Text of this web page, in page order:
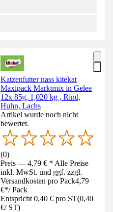
Katzenfutter nass kitekat
Maxipack Marktmix in Gelee
12x 85g, 1,020 kg , Rind,
Huhn, Lachs
Artikel wurde noch nicht
bewertet.
(0)
Preis — 4,79 € * Alle Preise
inkl. MwSt. und ggf. zzgl.
Versandkosten pro Pack4,79
€*/ Pack
Entspricht 0,40 € pro ST(0,40
€/ ST)